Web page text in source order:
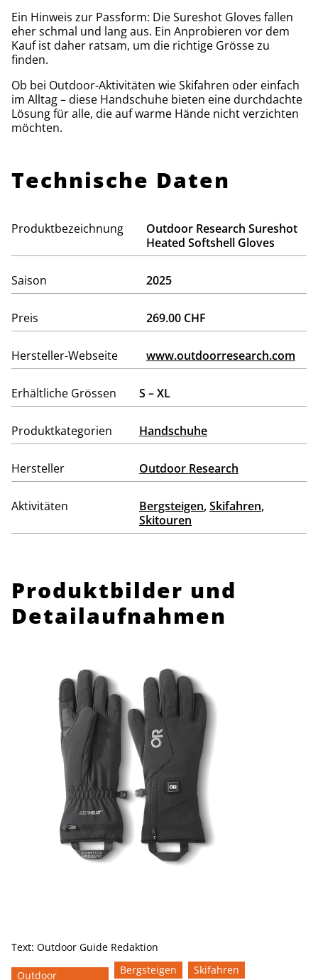
Ein Hinweis zur Passform: Die Sureshot Gloves fallen
eher schmal und lang aus. Ein Anprobieren vor dem
Kauf ist daher ratsam, um die richtige Grösse zu
finden.
Ob bei Outdoor-Aktivitäten wie Skifahren oder einfach
im Alltag – diese Handschuhe bieten eine durchdachte
Lösung für alle, die auf warme Hände nicht verzichten
möchten.
Technische Daten
Produktbezeichnung
Outdoor Research Sureshot
Heated Softshell Gloves
Saison 2025
Preis 269.00 CHF
Hersteller-Webseite www.outdoorresearch.com
Erhältliche Grössen S – XL
Produktkategorien Handschuhe
Hersteller Outdoor Research
Aktivitäten Bergsteigen,Skifahren,
Skitouren
Produktbilder und
Detailaufnahmen
Text: Outdoor Guide Redaktion
Outdoor Bergsteigen Skifahren